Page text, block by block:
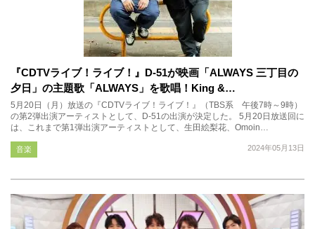
『CDTVライブ！ライブ！』D-51が映画「ALWAYS 三丁目の
夕日」の主題歌「ALWAYS」を歌唱！King &…
5月20日（月）放送の『CDTVライブ！ライブ！』（TBS系 午後7時～9時）
の第2弾出演アーティストとして、D-51の出演が決定した。 5月20日放送回に
は、これまで第1弾出演アーティストとして、生田絵梨花、Omoin…
2024年05月13日
音楽